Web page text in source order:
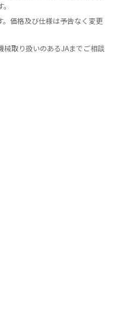
価格及び仕様は予告なく変更
取り扱いのあるJAまでご相談